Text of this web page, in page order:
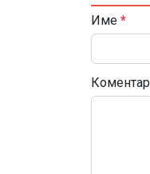
Име *
Коментар